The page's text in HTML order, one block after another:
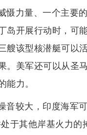
慑力量、一个主要
岛开展行动时，可
艘该型核潜艇可以
。美军还可以从圣
能力。
音较大，印度海军
于其他岸基火力的